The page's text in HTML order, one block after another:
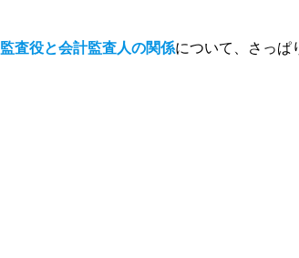
監査役と会計監査人の関係について、さっぱ